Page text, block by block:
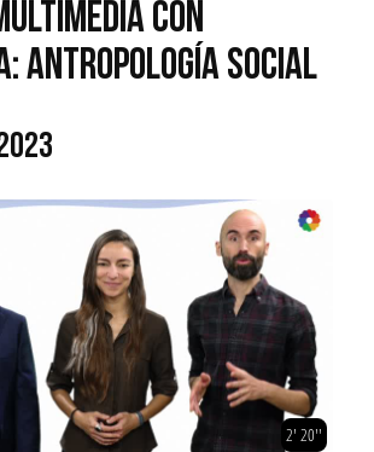
CON
ANTROPOLOGÍA SOCIAL
2' 20''